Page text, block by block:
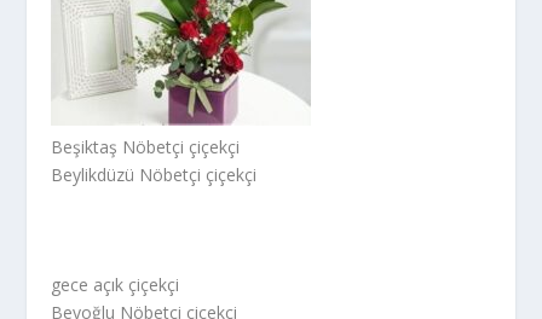
Beşiktaş Nöbetçi çiçekçi
Beylikdüzü Nöbetçi çiçekçi
gece açık çiçekçi
Beyoğlu Nöbetçi çiçekçi